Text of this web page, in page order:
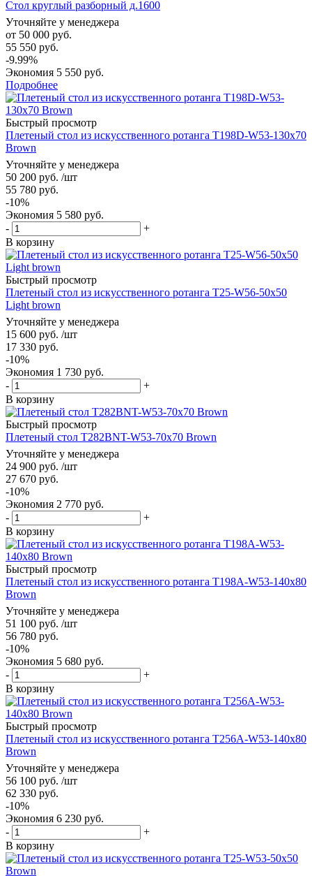
Стол круглый разборный д.1600
Уточняйте у менеджера
от 50 000 руб.
55 550 руб.
-9.99%
Экономия 5 550 руб.
Подробнее
Быстрый просмотр
Плетеный стол из искусственного ротанга T198D-W53-130x70
Brown
Уточняйте у менеджера
50 200 руб. /шт
55 780 руб.
-10%
Экономия 5 580 руб.
-
+
В корзину
Быстрый просмотр
Плетеный стол из искусственного ротанга T25-W56-50x50
Light brown
Уточняйте у менеджера
15 600 руб. /шт
17 330 руб.
-10%
Экономия 1 730 руб.
-
+
В корзину
Быстрый просмотр
Плетеный стол T282BNT-W53-70x70 Brown
Уточняйте у менеджера
24 900 руб. /шт
27 670 руб.
-10%
Экономия 2 770 руб.
-
+
В корзину
Быстрый просмотр
Плетеный стол из искусственного ротанга T198A-W53-140x80
Brown
Уточняйте у менеджера
51 100 руб. /шт
56 780 руб.
-10%
Экономия 5 680 руб.
-
+
В корзину
Быстрый просмотр
Плетеный стол из искусственного ротанга T256A-W53-140x80
Brown
Уточняйте у менеджера
56 100 руб. /шт
62 330 руб.
-10%
Экономия 6 230 руб.
-
+
В корзину